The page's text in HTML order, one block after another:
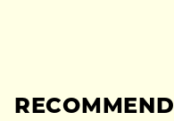
RECOMMEND